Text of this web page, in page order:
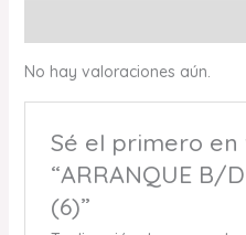
No hay valoraciones aún.
Sé el primero
“ARRANQUE B/
(6)”